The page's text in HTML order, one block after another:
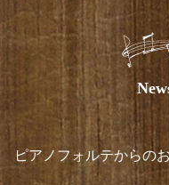
ピアノフォルテからの